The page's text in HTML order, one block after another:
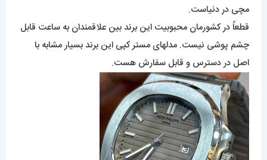
مچی در دنیاست.
قطعاً در کشورمان محبوبیت این برند بین علاقمندان به ساعت قابل
چشم پوشی نیست. مدلهای مستر کپی این برند بسیار مشابه با
اصل در دسترس و قابل سفارش هست.